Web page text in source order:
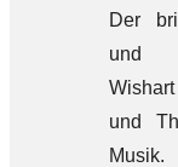
Der
und
und